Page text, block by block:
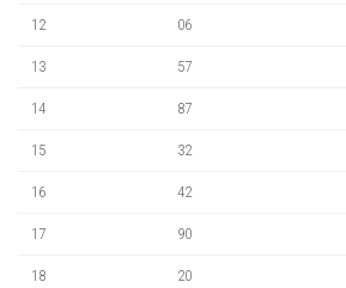
12 06
13 57
14 87
15 32
16 42
17 90
18 20